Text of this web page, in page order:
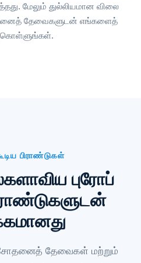
மேலும் துல்லியமான விலை
தேவைகளுடன் எங்களைத்
கொள்ளுங்கள்.
பிராண்டுகள்
புரோப்
தேவைகள் மற்றும்